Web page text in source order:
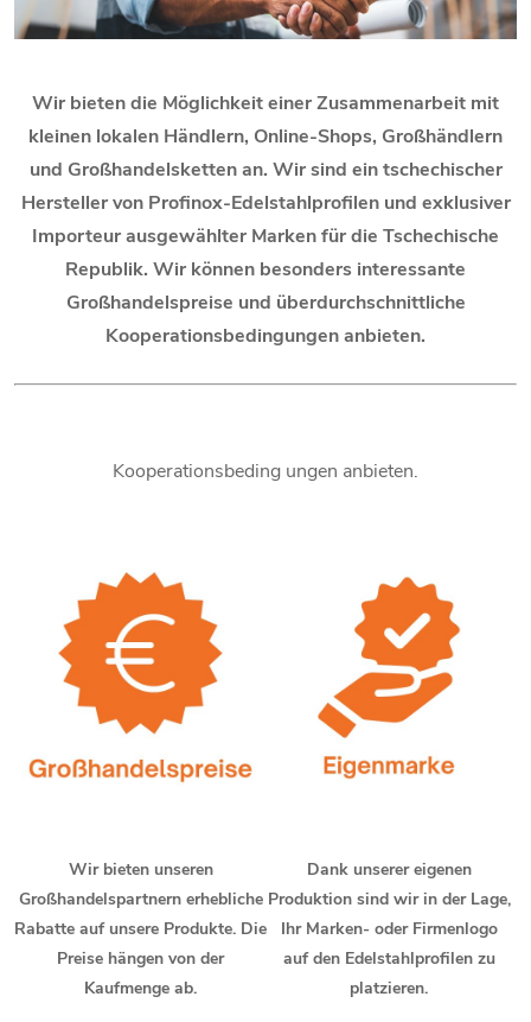
Wir bieten die Möglichkeit einer Zusammenarbeit mit
kleinen lokalen Händlern, Online-Shops, Großhändlern
und Großhandelsketten an. Wir sind ein tschechischer
Hersteller von Profinox-Edelstahlprofilen und exklusiver
Importeur ausgewählter Marken für die Tschechische
Republik. Wir können besonders interessante
Großhandelspreise und überdurchschnittliche
Kooperationsbedingungen anbieten.
Kooperationsbeding ungen anbieten.
Wir bieten unseren
Großhandelspartnern erhebliche
Rabatte auf unsere Produkte. Die
Preise hängen von der
Kaufmenge ab.
Dank unserer eigenen
Produktion sind wir in der Lage,
Ihr Marken- oder Firmenlogo
auf den Edelstahlprofilen zu
platzieren.